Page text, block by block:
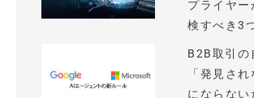
プライヤー
検すべき3
B2B取引の
「発見され
にならな